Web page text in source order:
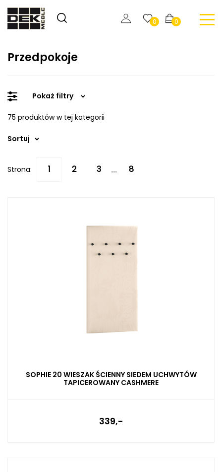
0 0
Przedpokoje
Pokaż filtry
75 produktów w tej kategorii
Sortuj
Strona: ...
SOPHIE 20 WIESZAK ŚCIENNY SIEDEM UCHWYTÓW
TAPICEROWANY CASHMERE
339,-